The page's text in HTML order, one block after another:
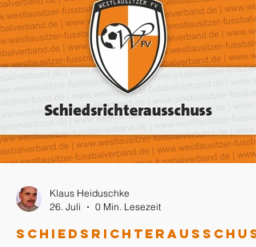
zu informieren. Der neue Weg soll mehr
Transparenz und Einblicke in unsere
Arbeit am Stützpunkt schaffen, euch
auf kurzem Weg über Veranstaltungen
informieren und euch mit spannenden
Inhalten und Themen die Möglichkei
Klaus Heiduschke
26. Juli
0 Min. Lesezeit